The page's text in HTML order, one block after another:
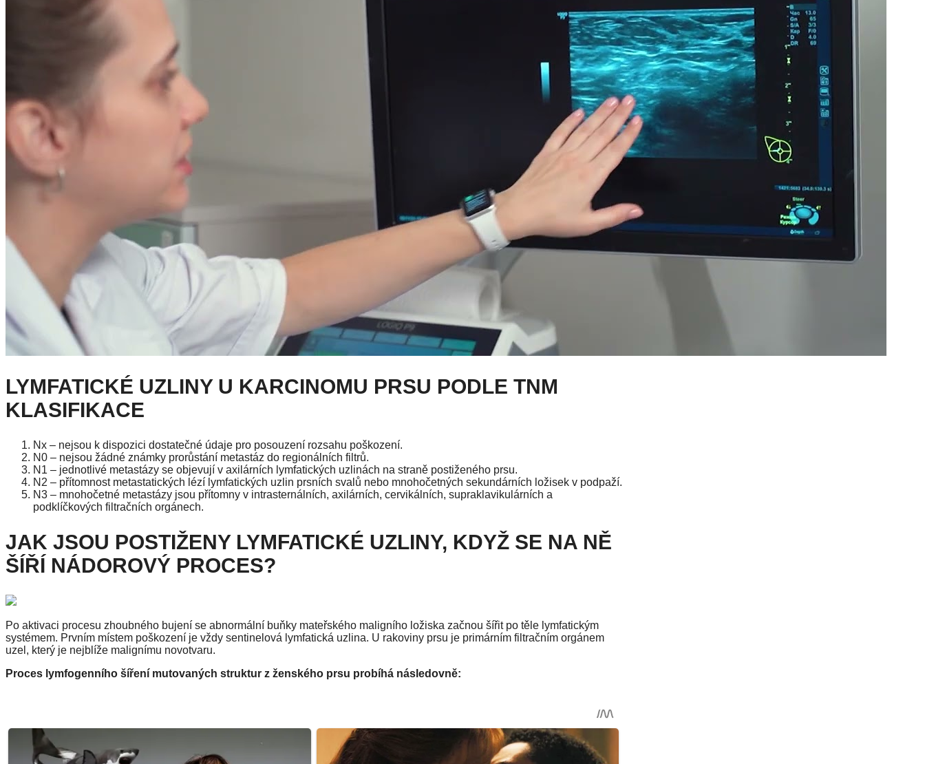
LYMFATICKÉ UZLINY U KARCINOMU PRSU PODLE TNM
KLASIFIKACE
Nx – nejsou k dispozici dostatečné údaje pro posouzení rozsahu poškození.
N0 – nejsou žádné známky prorůstání metastáz do regionálních filtrů.
N1 – jednotlivé metastázy se objevují v axilárních lymfatických uzlinách na straně postiženého prsu.
N2 – přítomnost metastatických lézí lymfatických uzlin prsních svalů nebo mnohočetných sekundárních ložisek v podpaží.
N3 – mnohočetné metastázy jsou přítomny v intrasternálních, axilárních, cervikálních, supraklavikulárních a
podklíčkových filtračních orgánech.
JAK JSOU POSTIŽENY LYMFATICKÉ UZLINY, KDYŽ SE NA NĚ
ŠÍŘÍ NÁDOROVÝ PROCES?
Po aktivaci procesu zhoubného bujení se abnormální buňky mateřského maligního ložiska začnou šířit po těle lymfatickým
systémem. Prvním místem poškození je vždy sentinelová lymfatická uzlina. U rakoviny prsu je primárním filtračním orgánem
uzel, který je nejblíže malignímu novotvaru.
Proces lymfogenního šíření mutovaných struktur z ženského prsu probíhá následovně: